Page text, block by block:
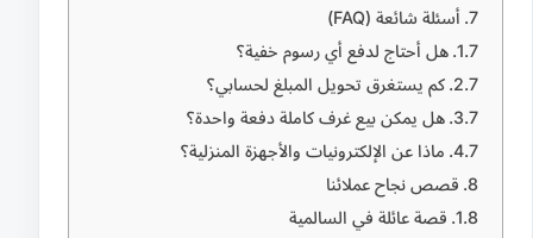
أسئلة شائعة (FAQ)
هل أحتاج لدفع أي رسوم خفية؟
كم يستغرق تحويل المبلغ لحسابي؟
هل يمكن بيع غرف كاملة دفعة واحدة؟
ماذا عن الإلكترونيات والأجهزة المنزلية؟
قصص نجاح عملائنا
قصة عائلة في السالمية